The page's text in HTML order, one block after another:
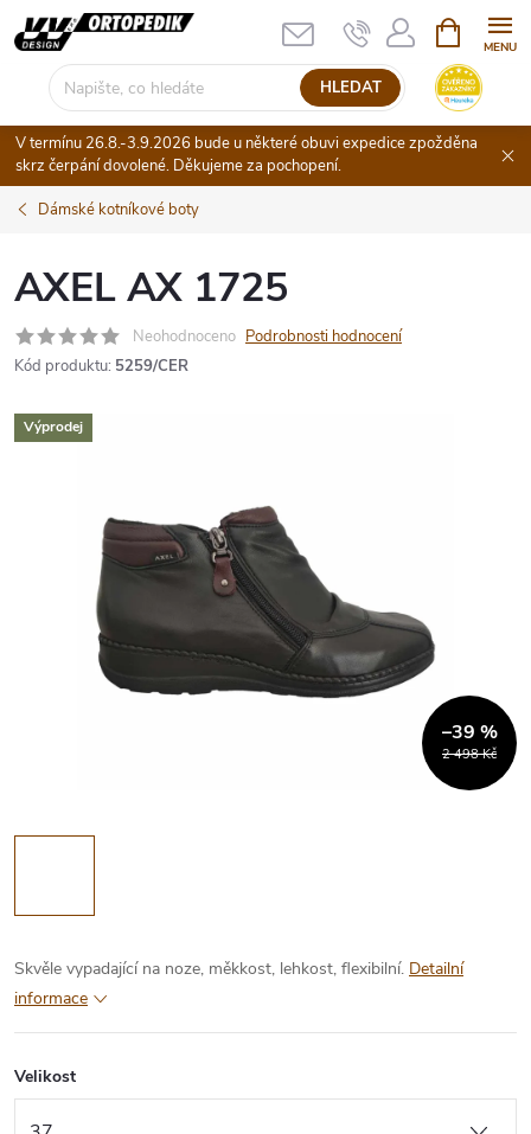
Přejít
na
HLEDAT
NÁKUPNÍ
KOŠÍK
V termínu 26.8.-3.9.2026 bude u některé obuvi expedice zpožděna
skrz čerpání dovolené. Děkujeme za pochopení.
Dámské kotníkové boty
AXEL AX 1725
Neohodnoceno Podrobnosti hodnocení
Kód produktu: 5259/CER
Výprodej
2 498 Kč
–39 %
Skvěle vypadající na noze, měkkost, lehkost, flexibilní. Detailní
informace
Velikost